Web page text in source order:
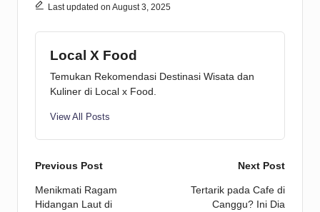
Last updated on August 3, 2025
Local X Food
Temukan Rekomendasi Destinasi Wisata dan
Kuliner di Local x Food.
View All Posts
Post
navigation
Previous Post
Menikmati Ragam
Hidangan Laut di
Next Post
Tertarik pada Cafe di
Canggu? Ini Dia